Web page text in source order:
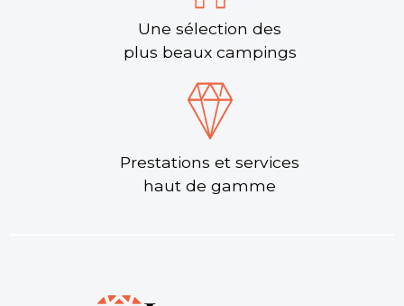
Une sélection des
plus beaux campings
Prestations et services
haut de gamme